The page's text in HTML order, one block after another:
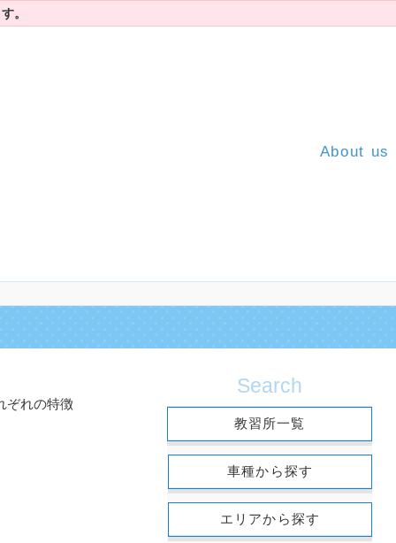
。
About us
ぞれの特徴
Search
教習所一覧
車種から探す
エリアから探す